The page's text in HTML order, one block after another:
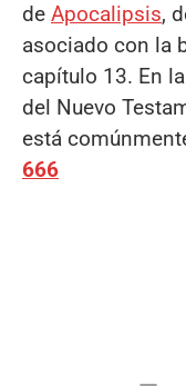
de Apocalipsis,
asociado con la
capítulo 13.​ En
del Nuevo
está
666